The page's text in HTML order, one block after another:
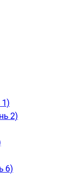
2)
6)